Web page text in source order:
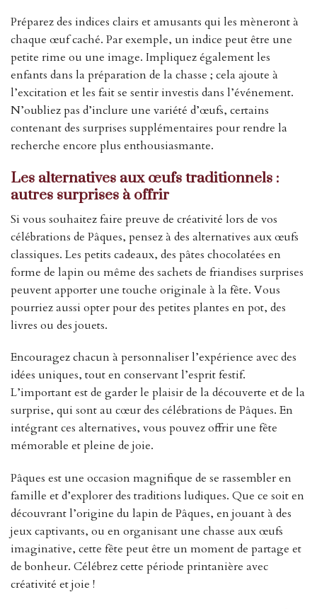
Préparez des indices clairs et amusants qui les mèneront à
chaque œuf caché. Par exemple, un indice peut être une
petite rime ou une image. Impliquez également les
enfants dans la préparation de la chasse ; cela ajoute à
l’excitation et les fait se sentir investis dans l’événement.
N’oubliez pas d’inclure une variété d’œufs, certains
contenant des surprises supplémentaires pour rendre la
recherche encore plus enthousiasmante.
Les alternatives aux œufs traditionnels :
autres surprises à offrir
Si vous souhaitez faire preuve de créativité lors de vos
célébrations de Pâques, pensez à des alternatives aux œufs
classiques. Les petits cadeaux, des pâtes chocolatées en
forme de lapin ou même des sachets de friandises surprises
peuvent apporter une touche originale à la fête. Vous
pourriez aussi opter pour des petites plantes en pot, des
livres ou des jouets.
Encouragez chacun à personnaliser l’expérience avec des
idées uniques, tout en conservant l’esprit festif.
L’important est de garder le plaisir de la découverte et de la
surprise, qui sont au cœur des célébrations de Pâques. En
intégrant ces alternatives, vous pouvez offrir une fête
mémorable et pleine de joie.
Pâques est une occasion magnifique de se rassembler en
famille et d’explorer des traditions ludiques. Que ce soit en
découvrant l’origine du lapin de Pâques, en jouant à des
jeux captivants, ou en organisant une chasse aux œufs
imaginative, cette fête peut être un moment de partage et
de bonheur. Célébrez cette période printanière avec
créativité et joie !